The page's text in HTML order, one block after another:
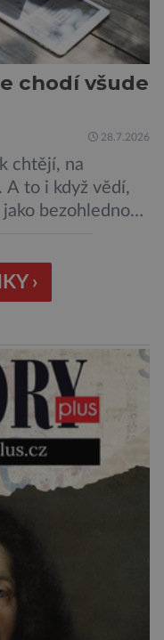
chodí všude
28.7.2026
chtějí, na
A to i když vědí,
bezohlednost
úplně nemohou.
A
›